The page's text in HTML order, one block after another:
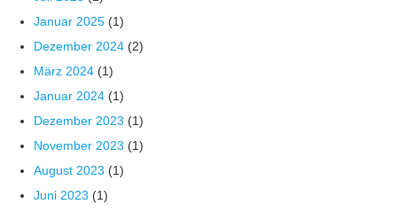
Januar 2025 (1)
Dezember 2024 (2)
März 2024 (1)
Januar 2024 (1)
Dezember 2023 (1)
November 2023 (1)
August 2023 (1)
Juni 2023 (1)